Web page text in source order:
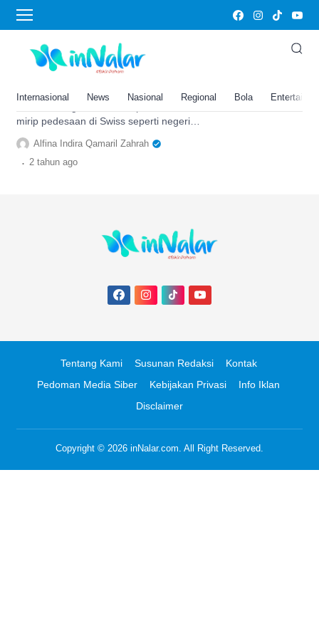
Internasional News Nasional Regional Bola
fasilitas pendidikan
Bukan di Swiss, Desa di
Bengkulu Panoramanya Bak
mirip pedesaan di Swiss seperti negeri
fantasi, namun sarana dan prasarana
pendidikannya...
Alfina Indira Qamaril Zahrah
. 2 tahun ago
Tentang Kami Susunan Redaksi
Kontak
Pedoman Media Siber
Kebijakan Privasi
Info Iklan
Disclaimer
Copyright © 2026 inNalar.com. All Right Reserved.